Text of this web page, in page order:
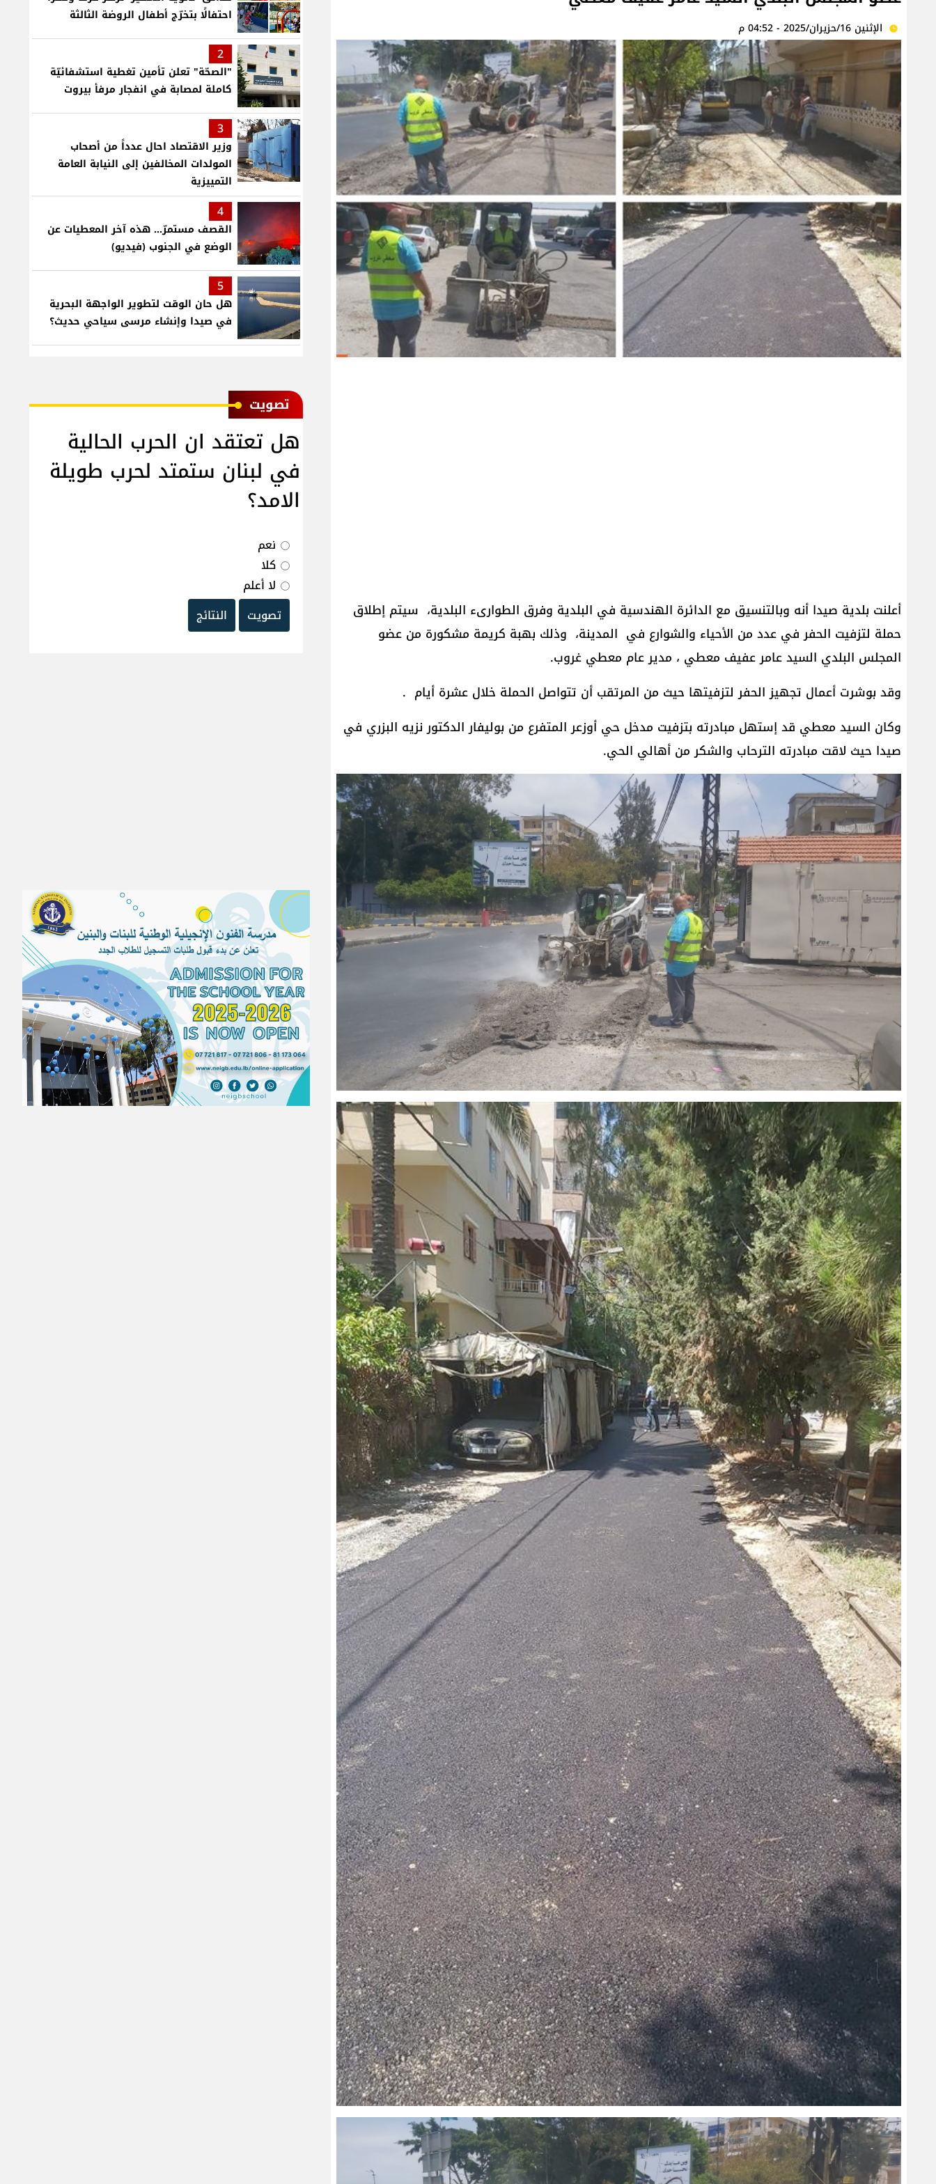
الإثنين 16/حزيران/2025 - 04:52 م
أعلنت بلدية صيدا أنه وبالتنسيق مع الدائرة الهندسية في البلدية وفرق الطوارىء البلدية، سيتم إطلاق
حملة لتزفيت الحفر في عدد من الأحياء والشوارع في المدينة، وذلك بهبة كريمة مشكورة من عضو
المجلس البلدي السيد عامر عفيف معطي ، مدير عام معطي غروب.
وقد بوشرت أعمال تجهيز الحفر لتزفيتها حيث من المرتقب أن تتواصل الحملة خلال عشرة أيام .
وكان السيد معطي قد إستهل مبادرته بتزفيت مدخل حي أوزعر المتفرع من بوليفار الدكتور نزيه البزري في
صيدا حيث لاقت مبادرته الترحاب والشكر من أهالي الحي.
احتفالًا بتخرّج أطفال الروضة الثالثة
2
"الصحّة" تعلن تأمين تغطية استشفائيّة
كاملة لمصابة في انفجار مرفأ بيروت
3
وزير الاقتصاد احال عدداً من أصحاب
المولدات المخالفين إلى النيابة العامة
التمييزية
4
القصف مستمرّ... هذه آخر المعطيات عن
الوضع في الجنوب (فيديو)
5
هل حان الوقت لتطوير الواجهة البحرية
في صيدا وإنشاء مرسى سياحي حديث؟
ﺗﺼﻮﻳﺖ
هل تعتقد ان الحرب الحالية
في لبنان ستمتد لحرب طويلة
الامد؟
نعم
كلا
لا أعلم
تصويت
النتائج